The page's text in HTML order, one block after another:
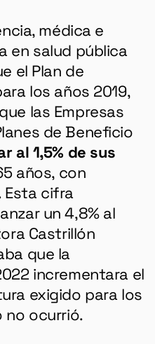
médica e
en salud pública
el Plan de
los años 2019,
las Empresas
de Beneficio
al 1,5% de sus
años, con
Esta cifra
un 4,8% al
Castrillón
que la
incrementara el
exigido para los
no ocurrió.